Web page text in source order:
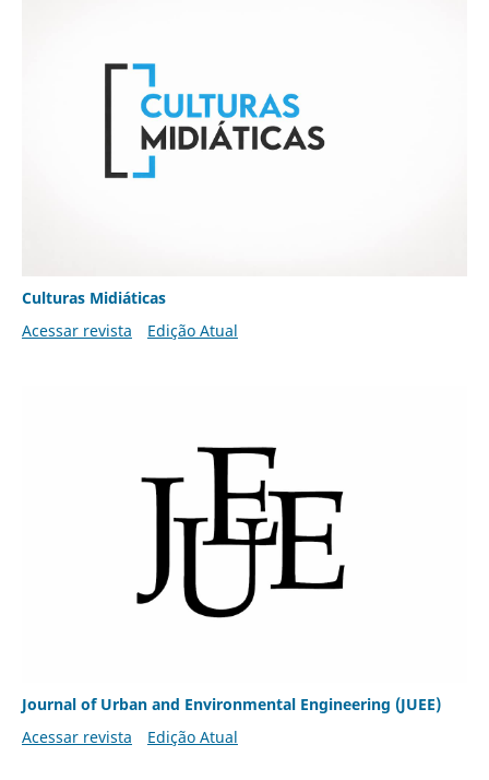
Culturas Midiáticas
Acessar revista
Edição Atual
Journal of Urban and Environmental Engineering (JUEE)
Acessar revista
Edição Atual